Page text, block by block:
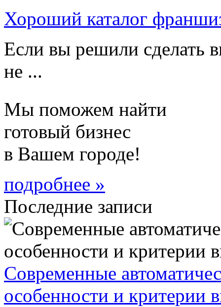
Хороший каталог
Если вы решили сделать
не ...
Мы поможем найти
готовый бизнес
в Вашем городе!
подробнее »
Последние записи
Современные
особенности и критерии